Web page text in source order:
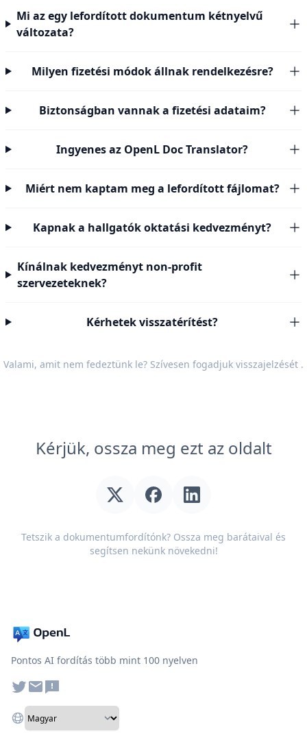
Mi az egy lefordított dokumentum kétnyelvű
változata?
Milyen fizetési módok állnak rendelkezésre?
Biztonságban vannak a fizetési adataim?
Ingyenes az OpenL Doc Translator?
Miért nem kaptam meg a lefordított fájlomat?
Kapnak a hallgatók oktatási kedvezményt?
Kínálnak kedvezményt non-profit
szervezeteknek?
Kérhetek visszatérítést?
Valami, amit nem fedeztünk le? Szívesen fogadjuk visszajelzését .
Kérjük, ossza meg ezt az oldalt
Tetszik a dokumentumfordítónk? Ossza meg barátaival és
segítsen nekünk növekedni!
Pontos AI fordítás több mint 100 nyelven